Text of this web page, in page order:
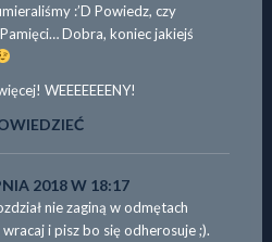
:’D Powiedz, czy
Dobra, koniec jakiejś
WEEEEEEENY!
2018 W 18:17
nie zaginą w odmętach
i pisz bo się odherosuje ;).